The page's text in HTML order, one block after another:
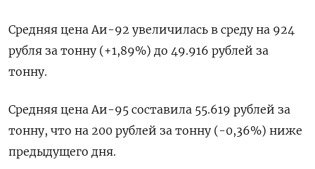
Средняя цена Аи-92 увеличилась в среду на 924
рубля за тонну (+1,89%) до 49.916 рублей за
тонну.
Средняя цена Аи-95 составила 55.619 рублей за
тонну, что на 200 рублей за тонну (-0,36%) ниже
предыдущего дня.